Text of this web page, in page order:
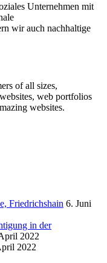
Unternehmen mit
wir auch nachhaltige
of all sizes,
web portfolios
websites.
Friedrichshain 6. Juni
in der
2022
2022